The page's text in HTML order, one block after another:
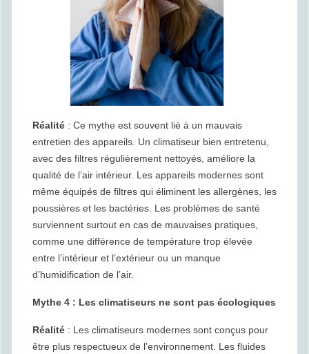
Réalité : Ce mythe est souvent lié à un mauvais
entretien des appareils. Un climatiseur bien entretenu,
avec des filtres régulièrement nettoyés, améliore la
qualité de l’air intérieur. Les appareils modernes sont
même équipés de filtres qui éliminent les allergènes, les
poussières et les bactéries. Les problèmes de santé
surviennent surtout en cas de mauvaises pratiques,
comme une différence de température trop élevée
entre l’intérieur et l’extérieur ou un manque
d’humidification de l’air.
Mythe 4 : Les climatiseurs ne sont pas écologiques
Réalité : Les climatiseurs modernes sont conçus pour
être plus respectueux de l’environnement. Les fluides